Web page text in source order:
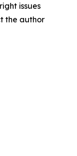
issues
the author